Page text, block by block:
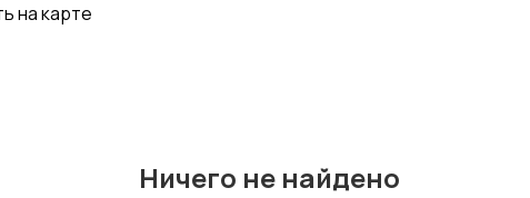
на карте
Ничего не найдено